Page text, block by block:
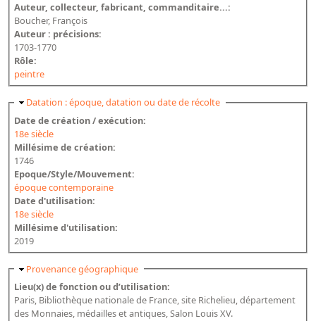
Auteur, collecteur, fabricant, commanditaire...:
Boucher, François
Auteur : précisions:
1703-1770
Rôle:
peintre
Masquer
Datation : époque, datation ou date de récolte
Date de création / exécution:
18e siècle
Millésime de création:
1746
Epoque/Style/Mouvement:
époque contemporaine
Date d'utilisation:
18e siècle
Millésime d'utilisation:
2019
Masquer
Provenance géographique
Lieu(x) de fonction ou d’utilisation:
Paris, Bibliothèque nationale de France, site Richelieu, département
des Monnaies, médailles et antiques, Salon Louis XV.